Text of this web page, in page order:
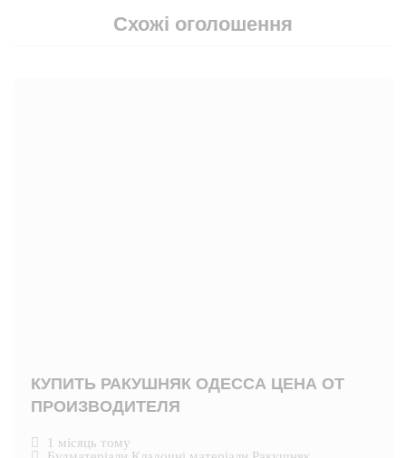
Схожі оголошення
КУПИТЬ РАКУШНЯК ОДЕССА ЦЕНА ОТ
ПРОИЗВОДИТЕЛЯ
1 місяць тому